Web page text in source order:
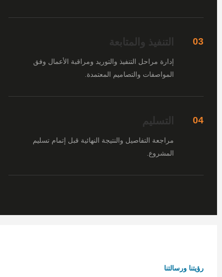
03 التنفيذ والمتابعة
إدارة مراحل التنفيذ والتوريد ومراقبة الأعمال وفق
المواصفات والتصاميم المعتمدة.
04 التسليم
مراجعة التفاصيل والنتيجة النهائية قبل إتمام تسليم
المشروع.
رؤيتنا ورسالتنا